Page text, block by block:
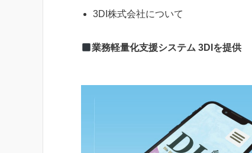
3DI株式会社について
業務軽量化支援システム 3DIを提供